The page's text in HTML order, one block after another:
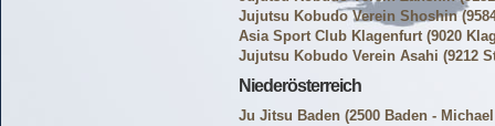
Jujutsu Kobudo Verein Shoshin
Asia Sport Club Klagenfurt(9020
Jujutsu Kobudo Verein Asahi (9212
Niederösterreich
Ju Jitsu Baden (2500 Baden -